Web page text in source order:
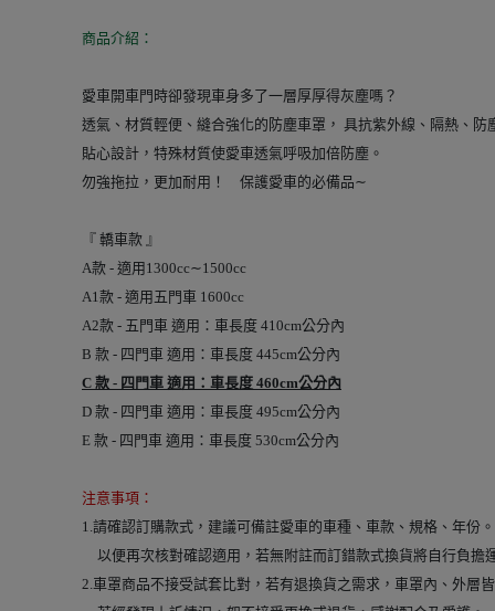
商品介紹：
愛車開車門時卻發現車身多了一層厚厚得灰塵嗎？
透氣、材質輕便、縫合強化的防塵車罩， 具抗紫外線、隔熱、防
貼心設計，特殊材質使愛車透氣呼吸加倍防塵。
勿強拖拉，更加耐用！ 保護愛車的必備品∼
『 轎車款 』
A款 - 適用1300cc∼1500cc
A1款 - 適用五門車 1600cc
A2款 - 五門車 適用：車長度 410cm公分內
B 款 - 四門車 適用：車長度 445cm公分內
C 款 - 四門車 適用：車長度 460cm公分內
D 款 - 四門車 適用：車長度 495cm公分內
E 款 - 四門車 適用：車長度 530cm公分內
注意事項：
1.請確認訂購款式，建議可備註愛車的車種、車款、規格、年份。
以便再次核對確認適用，若無附註而訂錯款式換貨將自行負擔
2.車罩商品不接受試套比對，若有退換貨之需求，車罩內、外層